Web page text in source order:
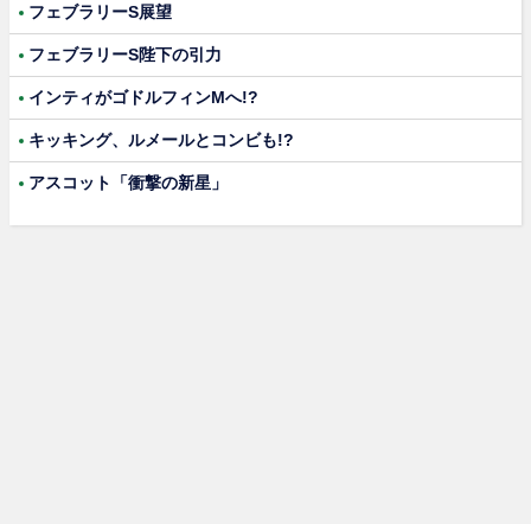
フェブラリーS展望
フェブラリーS陛下の引力
インティがゴドルフィンMへ!?
キッキング、ルメールとコンビも!?
アスコット「衝撃の新星」